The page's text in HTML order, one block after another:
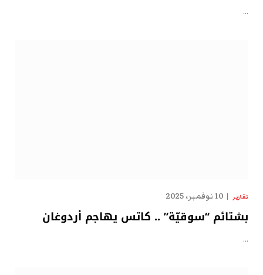
…
تقارير 10 نوفمبر، 2025
بشتائم “سوقيّة” .. كاتس يهاجم أردوغان
…